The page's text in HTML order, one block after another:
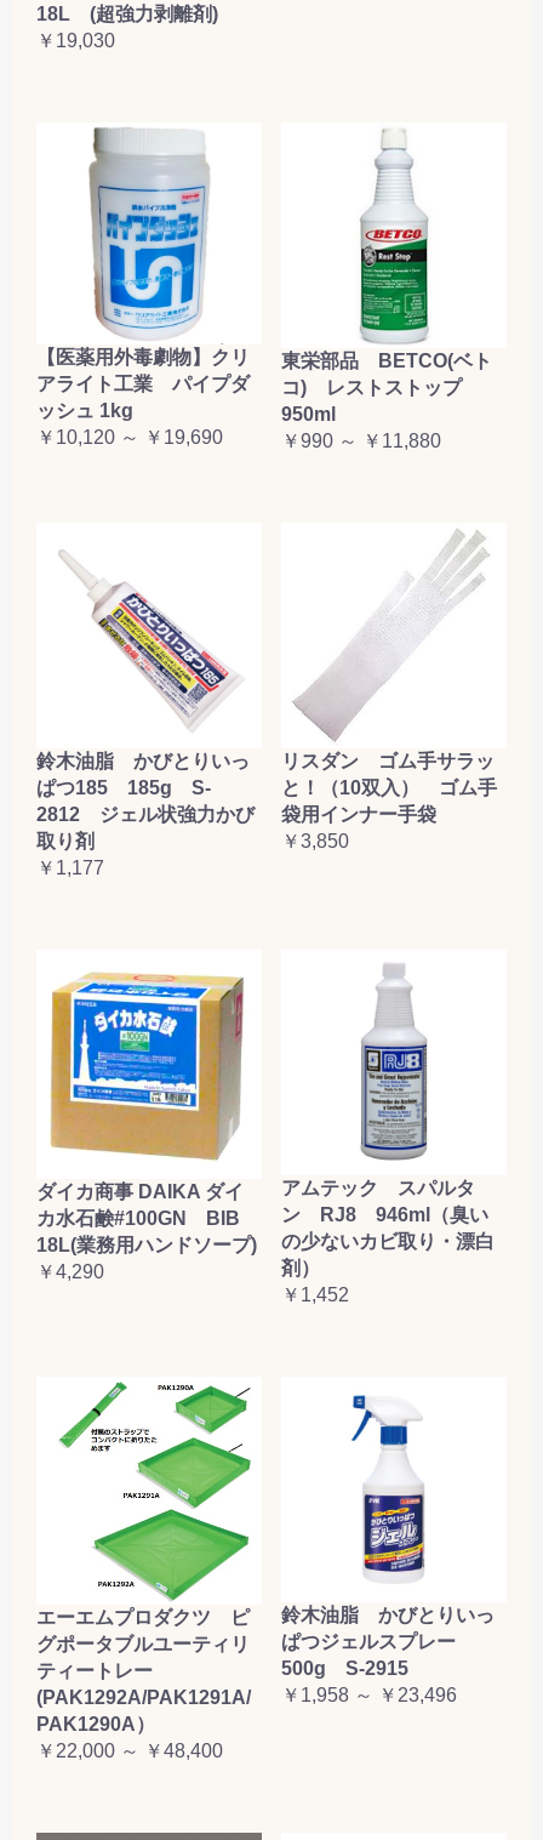
18L (超強力剥離剤)
￥19,030
【医薬用外毒劇物】クリ
アライト工業 パイプダ
ッシュ 1kg
￥10,120 ～ ￥19,690
東栄部品 BETCO(ベト
コ) レストストップ
950ml
￥990 ～ ￥11,880
鈴木油脂 かびとりいっ
ぱつ185 185g S-
2812 ジェル状強力かび
取り剤
￥1,177
リスダン ゴム手サラッ
と！（10双入） ゴム手
袋用インナー手袋
￥3,850
ダイカ商事 DAIKA ダイ
カ水石鹸#100GN BIB
18L(業務用ハンドソープ)
￥4,290
アムテック スパルタ
ン RJ8 946ml（臭い
の少ないカビ取り・漂白
剤）
￥1,452
エーエムプロダクツ ピ
グポータブルユーティリ
ティートレー
(PAK1292A/PAK1291A/
PAK1290A）
￥22,000 ～ ￥48,400
鈴木油脂 かびとりいっ
ぱつジェルスプレー
500g S-2915
￥1,958 ～ ￥23,496